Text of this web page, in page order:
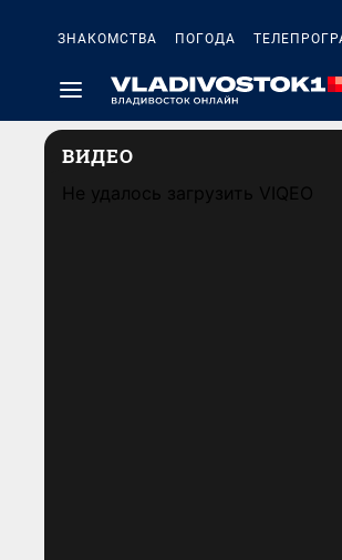
ЗНАКОМСТВА ПОГОДА
ВИДЕО
Не удалось загрузить VIQEO